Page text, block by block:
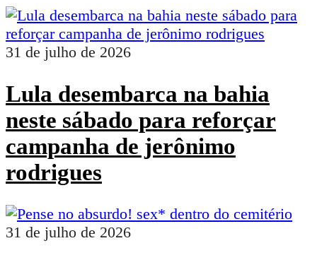
31 de julho de 2026
Lula desembarca na bahia
neste sábado para reforçar
campanha de jerônimo
rodrigues
31 de julho de 2026